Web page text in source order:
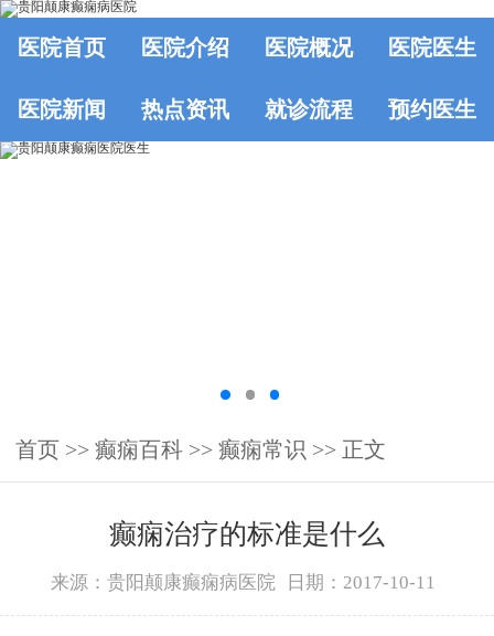
医院首页 医院介绍 医院概况 医院医生
医院新闻 热点资讯 就诊流程 预约医生
首页 >> 癫痫百科 >> 癫痫常识 >> 正文
癫痫治疗的标准是什么
来源：贵阳颠康癫痫病医院 日期：2017-10-11